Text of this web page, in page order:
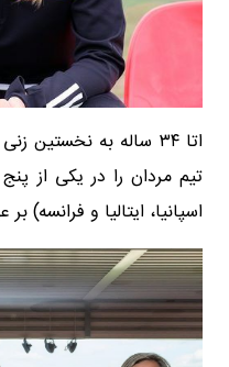
اتا ۳۴ ساله به
تیم مردان را در یکی از
اسپانیا، ایتالیا و فرانسه)